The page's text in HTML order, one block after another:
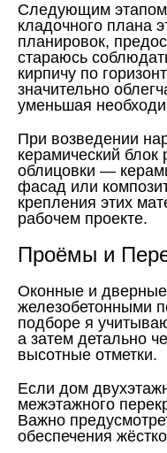
Следующим этапом
кладочного плана
планировок,
стараюсь
кирпичу по
значительно
уменьшая
При возведении
керамический
облицовки —
фасад или
крепления этих
рабочем проекте.
Проёмы и
Оконные и
железобетонными
подборе я
а затем детально
высотные отметки.
Если дом
межэтажного
Важно
обеспечения